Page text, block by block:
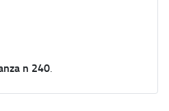
n 240.